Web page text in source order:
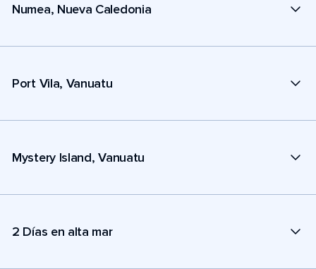
Numea, Nueva Caledonia
Port Vila, Vanuatu
Mystery Island, Vanuatu
2 Días en alta mar